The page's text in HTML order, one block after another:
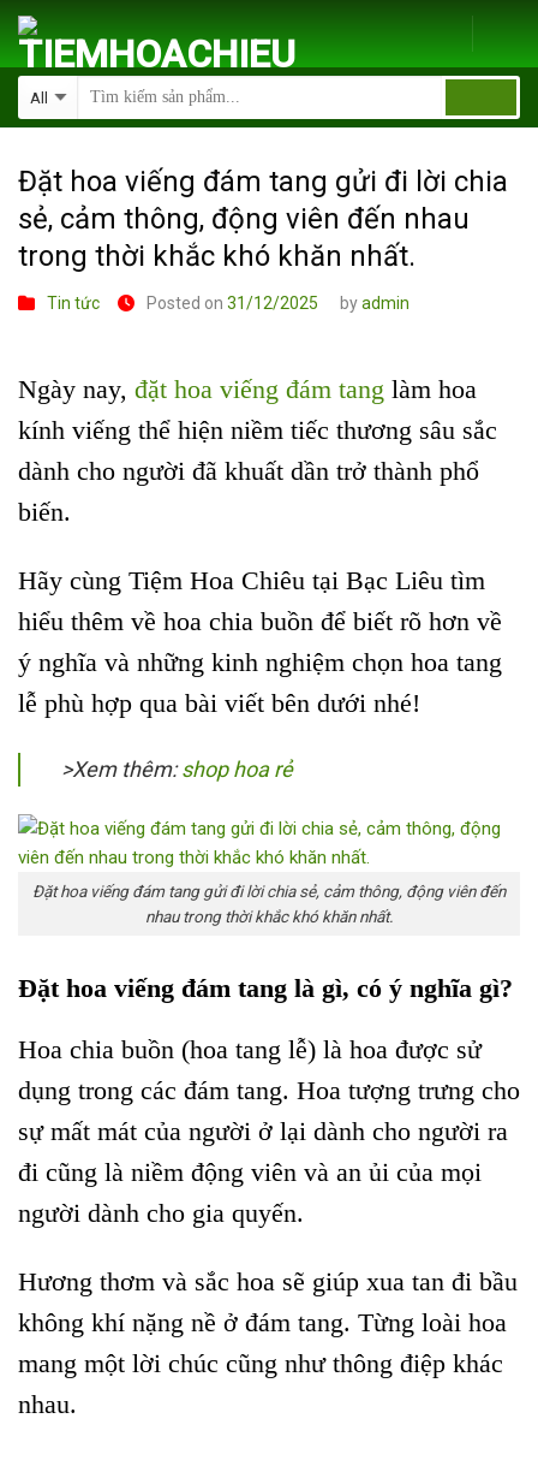
Skip
content
Đặt hoa viếng đám tang gửi đi lời chia
sẻ, cảm thông, động viên đến nhau
trong thời khắc khó khăn nhất.
Tin tức Posted on 31/12/2025 byadmin
Ngày nay, đặt hoa viếng đám tang làm hoa
kính viếng thể hiện niềm tiếc thương sâu sắc
dành cho người đã khuất dần trở thành phổ
biến.
Hãy cùng Tiệm Hoa Chiêu tại Bạc Liêu tìm
hiểu thêm về hoa chia buồn để biết rõ hơn về
ý nghĩa và những kinh nghiệm chọn hoa tang
lễ phù hợp qua bài viết bên dưới nhé!
>Xem thêm:shop hoa rẻ
Đặt hoa viếng đám tang gửi đi lời chia sẻ, cảm thông, động viên đến
nhau trong thời khắc khó khăn nhất.
Đặt hoa viếng đám tang là gì, có ý nghĩa gì?
Hoa chia buồn (hoa tang lễ) là hoa được sử
dụng trong các đám tang. Hoa tượng trưng cho
sự mất mát của người ở lại dành cho người ra
đi cũng là niềm động viên và an ủi của mọi
người dành cho gia quyến.
Hương thơm và sắc hoa sẽ giúp xua tan đi bầu
không khí nặng nề ở đám tang. Từng loài hoa
mang một lời chúc cũng như thông điệp khác
nhau.